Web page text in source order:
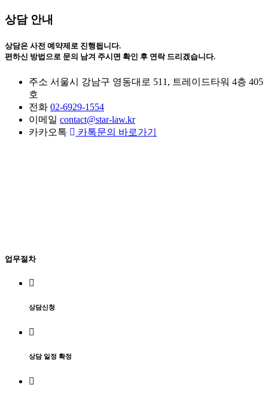
상담 안내
상담은 사전 예약제로 진행됩니다.
편하신 방법으로 문의 남겨 주시면 확인 후 연락 드리겠습니다.
주소 서울시 강남구 영동대로 511, 트레이드타워 4층 405
호
전화 02-6929-1554
이메일 contact@star-law.kr
카카오톡
카톡문의 바로가기
업무절차
상담신청
상담 일정 확정